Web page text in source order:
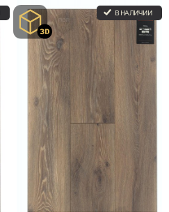
В НАЛИЧИИ